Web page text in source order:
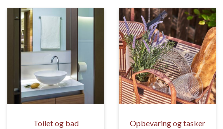
Toilet og bad Opbevaring og tasker